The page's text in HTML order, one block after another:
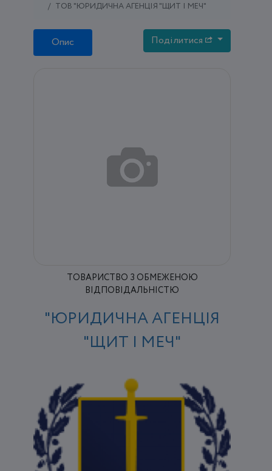
ТОВ "ЮРИДИЧНА АГЕНЦІЯ "ЩИТ І МЕЧ"
Опис Поділитися
ТОВАРИСТВО З ОБМЕЖЕНОЮ
ВІДПОВІДАЛЬНІСТЮ
"ЮРИДИЧНА АГЕНЦІЯ
"ЩИТ І МЕЧ"